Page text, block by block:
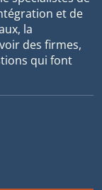
et de
la
des firmes,
qui font